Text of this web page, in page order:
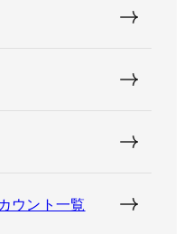
ウント一覧